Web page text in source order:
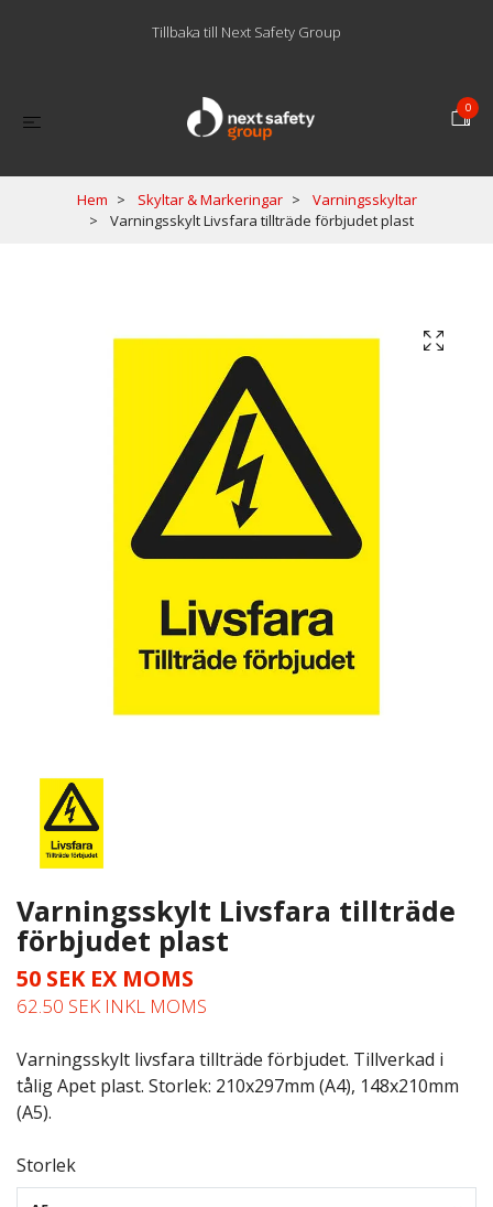
Tillbaka till Next Safety Group
0
Hem Skyltar & Markeringar
Varningsskyltar
Varningsskylt Livsfara tillträde förbjudet plast
Varningsskylt Livsfara tillträde
förbjudet plast
50 SEKEX MOMS
62.50 SEK INKL MOMS
Varningsskylt livsfara tillträde förbjudet. Tillverkad i
tålig Apet plast. Storlek: 210x297mm (A4), 148x210mm
(A5).
Storlek